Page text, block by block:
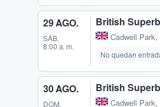
29 AGO.
SÁB.
8:00 a. m.
British
Cadwell Park,
No quedan
30 AGO.
DOM.
British
Cadwell Park,